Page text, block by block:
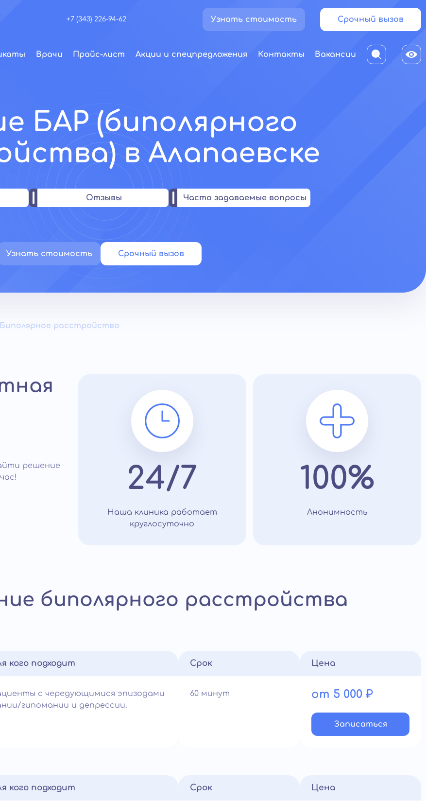
+7 (343) 226-94-62 Узнать стоимость Срочный вызов
Врачи Прайс-лист Акции и спецпредложения Контакты Вакансии
БАР (биполярного
в Алапаевске
Отзывы Часто задаваемые вопросы
Узнать стоимость Срочный вызов
Биполярное расстройство
решение
24/7
Наша клиника работает
круглосуточно
100%
Анонимность
биполярного расстройства
кого подходит
с чередующимися эпизодами
гипомании и депрессии.
Срок
60 минут
Цена
от 5 000 ₽
Записатьcя
кого подходит Срок Цена